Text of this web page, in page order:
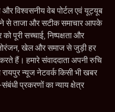
विश्वसनीय वेब पोर्टल एवं यूट्यूब
से ताजा और सटीक समाचार आपके
पूरी सच्चाई, निष्पक्षता और
खेल और समाज से जुड़ी हर
हैं। हमारे संवाददाता अपनी रुचि
न्यूज नेटवर्क किसी भी खबर
प्रकरणों का न्याय क्षेत्र